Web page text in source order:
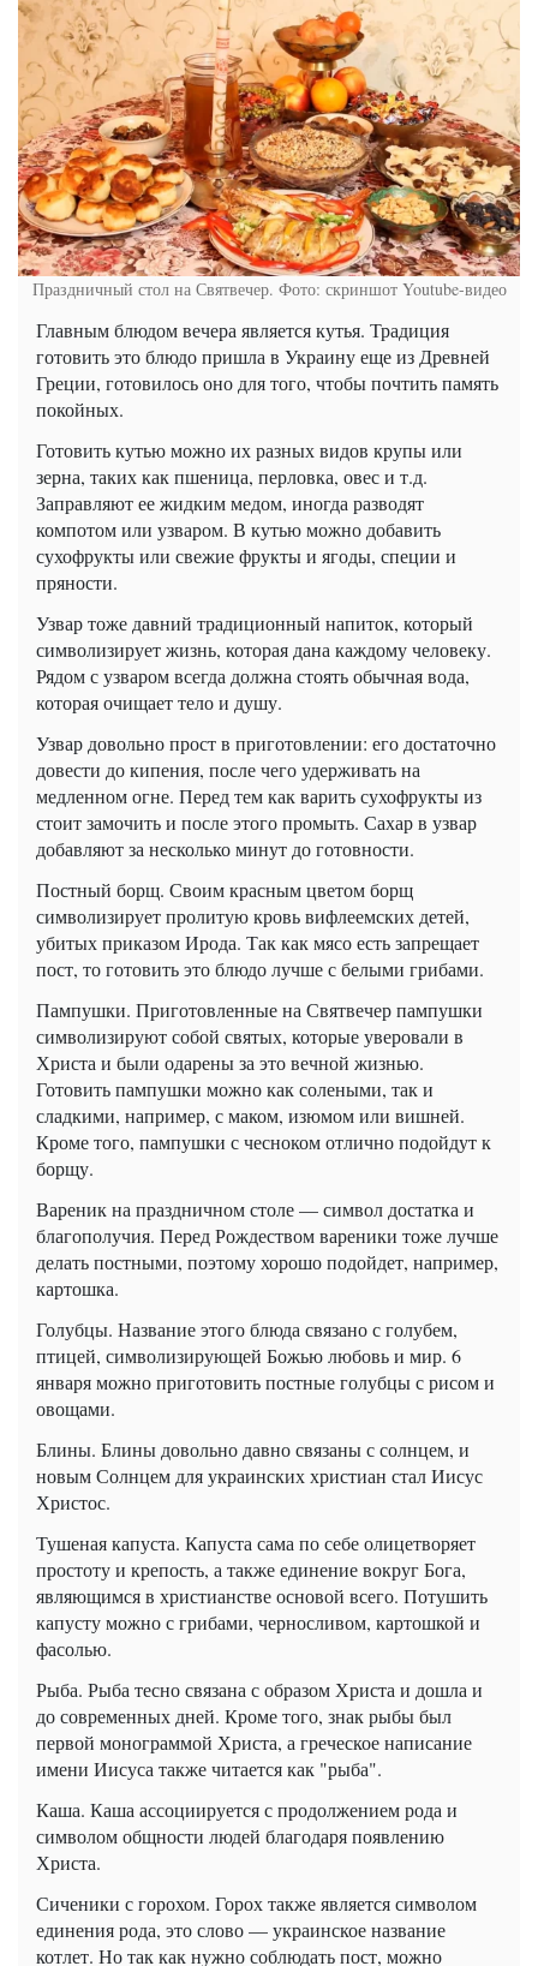
Праздничный стол на Святвечер. Фото: скриншот Youtube-видео
Главным блюдом вечера является кутья. Традиция
готовить это блюдо пришла в Украину еще из Древней
Греции, готовилось оно для того, чтобы почтить память
покойных.
Готовить кутью можно их разных видов крупы или
зерна, таких как пшеница, перловка, овес и т.д.
Заправляют ее жидким медом, иногда разводят
компотом или узваром. В кутью можно добавить
сухофрукты или свежие фрукты и ягоды, специи и
пряности.
Узвар тоже давний традиционный напиток, который
символизирует жизнь, которая дана каждому человеку.
Рядом с узваром всегда должна стоять обычная вода,
которая очищает тело и душу.
Узвар довольно прост в приготовлении: его достаточно
довести до кипения, после чего удерживать на
медленном огне. Перед тем как варить сухофрукты из
стоит замочить и после этого промыть. Сахар в узвар
добавляют за несколько минут до готовности.
Постный борщ. Своим красным цветом борщ
символизирует пролитую кровь вифлеемских детей,
убитых приказом Ирода. Так как мясо есть запрещает
пост, то готовить это блюдо лучше с белыми грибами.
Пампушки. Приготовленные на Святвечер пампушки
символизируют собой святых, которые уверовали в
Христа и были одарены за это вечной жизнью.
Готовить пампушки можно как солеными, так и
сладкими, например, с маком, изюмом или вишней.
Кроме того, пампушки с чесноком отлично подойдут к
борщу.
Вареник на праздничном столе — символ достатка и
благополучия. Перед Рождеством вареники тоже лучше
делать постными, поэтому хорошо подойдет, например,
картошка.
Голубцы. Название этого блюда связано с голубем,
птицей, символизирующей Божью любовь и мир. 6
января можно приготовить постные голубцы с рисом и
овощами.
Блины. Блины довольно давно связаны с солнцем, и
новым Солнцем для украинских христиан стал Иисус
Христос.
Тушеная капуста. Капуста сама по себе олицетворяет
простоту и крепость, а также единение вокруг Бога,
являющимся в христианстве основой всего. Потушить
капусту можно с грибами, черносливом, картошкой и
фасолью.
Рыба. Рыба тесно связана с образом Христа и дошла и
до современных дней. Кроме того, знак рыбы был
первой монограммой Христа, а греческое написание
имени Иисуса также читается как "рыба".
Каша. Каша ассоциируется с продолжением рода и
символом общности людей благодаря появлению
Христа.
Сиченики с горохом. Горох также является символом
единения рода, это слово — украинское название
котлет. Но так как нужно соблюдать пост, можно